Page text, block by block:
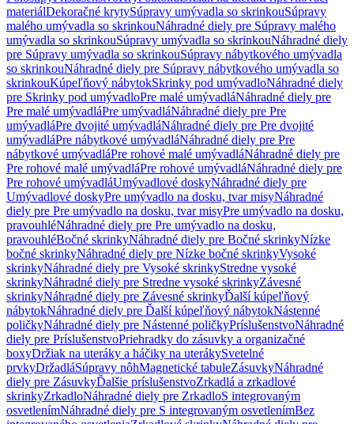
materiálDekoračné krytySúpravy umývadla so skrinkouSúpravy
malého umývadla so skrinkouNáhradné diely pre Súpravy malého
umývadla so skrinkouSúpravy umývadla so skrinkouNáhradné diely
pre Súpravy umývadla so skrinkouSúpravy nábytkového umývadla
so skrinkouNáhradné diely pre Súpravy nábytkového umývadla so
skrinkouKúpeľňový nábytokSkrinky pod umývadloNáhradné diely
pre Skrinky pod umývadloPre malé umývadláNáhradné diely pre
Pre malé umývadláPre umývadláNáhradné diely pre Pre
umývadláPre dvojité umývadláNáhradné diely pre Pre dvojité
umývadláPre nábytkové umývadláNáhradné diely pre Pre
nábytkové umývadláPre rohové malé umývadláNáhradné diely pre
Pre rohové malé umývadláPre rohové umývadláNáhradné diely pre
Pre rohové umývadláUmývadlové doskyNáhradné diely pre
Umývadlové doskyPre umývadlo na dosku, tvar misyNáhradné
diely pre Pre umývadlo na dosku, tvar misyPre umývadlo na dosku,
pravouhléNáhradné diely pre Pre umývadlo na dosku,
pravouhléBočné skrinkyNáhradné diely pre Bočné skrinkyNízke
bočné skrinkyNáhradné diely pre Nízke bočné skrinkyVysoké
skrinkyNáhradné diely pre Vysoké skrinkyStredne vysoké
skrinkyNáhradné diely pre Stredne vysoké skrinkyZávesné
skrinkyNáhradné diely pre Závesné skrinkyĎalší kúpeľňový
nábytokNáhradné diely pre Ďalší kúpeľňový nábytokNástenné
poličkyNáhradné diely pre Nástenné poličkyPríslušenstvoNáhradné
diely pre PríslušenstvoPriehradky do zásuvky a organizačné
boxyDržiak na uteráky a háčiky na uterákySvetelné
prvkyDržadláSúpravy nôhMagnetické tabuleZásuvkyNáhradné
diely pre ZásuvkyĎalšie príslušenstvoZrkadlá a zrkadlové
skrinkyZrkadloNáhradné diely pre ZrkadloS integrovaným
osvetlenímNáhradné diely pre S integrovaným osvetlenímBez